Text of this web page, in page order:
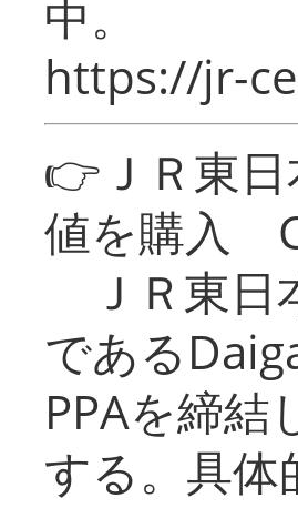
中。
https://jr-
👉ＪＲ東
値を購入
ＪＲ東日
である
PPAを締結
する。具